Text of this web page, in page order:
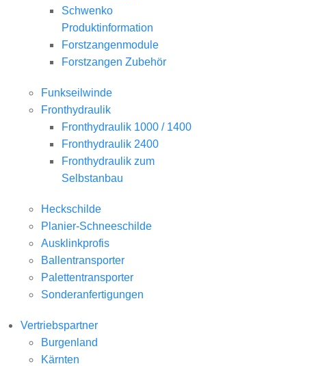
Schwenko
Produktinformation
Forstzangenmodule
Forstzangen Zubehör
Funkseilwinde
Fronthydraulik
Fronthydraulik 1000 / 1400
Fronthydraulik 2400
Fronthydraulik zum
Selbstanbau
Heckschilde
Planier-Schneeschilde
Ausklinkprofis
Ballentransporter
Palettentransporter
Sonderanfertigungen
Vertriebspartner
Burgenland
Kärnten